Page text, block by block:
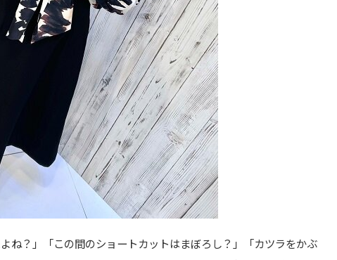
ね？」「この間のショートカットはまぼろし？」「カツラをかぶ